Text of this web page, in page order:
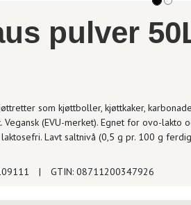
pulver
som kjøttboller, kjøttkaker,
(EVU-merket). Egnet for ovo-lakto
Lavt saltnivå (0,5 g pr. 100 g
| GTIN: 08711200347926